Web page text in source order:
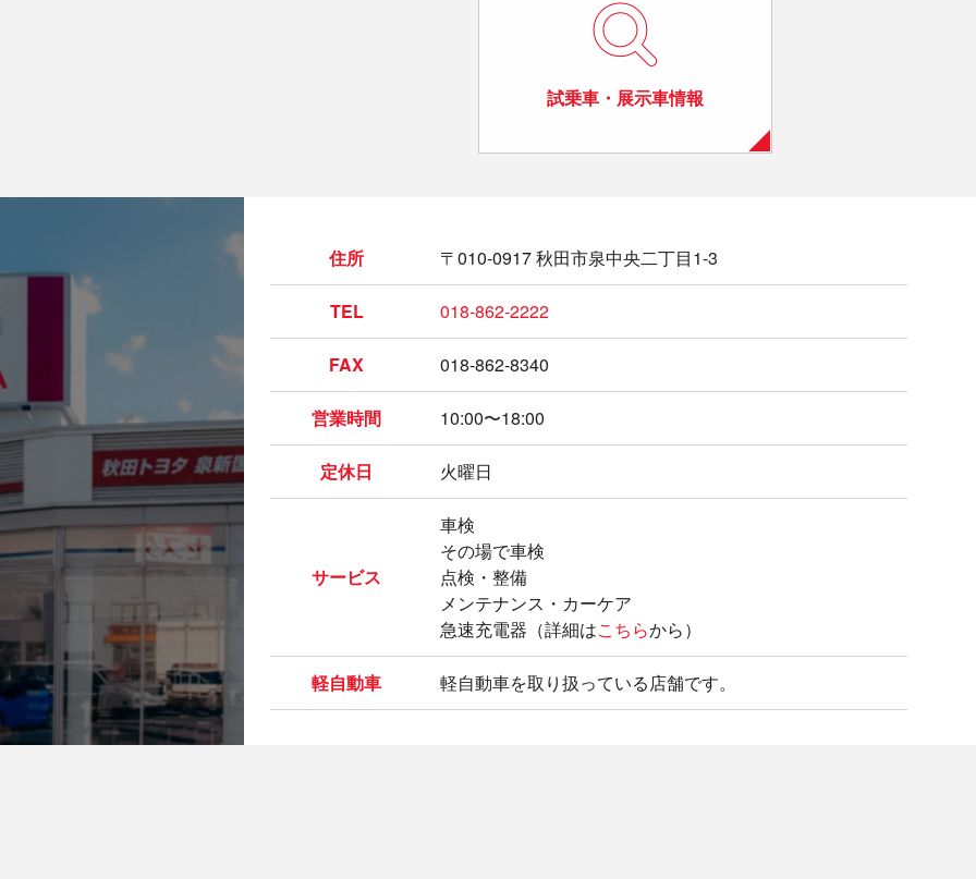
試乗車・展示車情報
住所 〒010-0917 秋田市泉中央二丁目1-3
TEL 018-862-2222
FAX 018-862-8340
営業時間 10:00〜18:00
定休日 火曜日
サービス
車検
その場で車検
点検・整備
メンテナンス・カーケア
急速充電器（詳細はこちらから）
軽自動車 軽自動車を取り扱っている店舗です。